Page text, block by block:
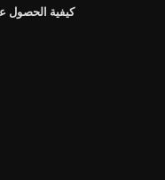
كيفية الحصول